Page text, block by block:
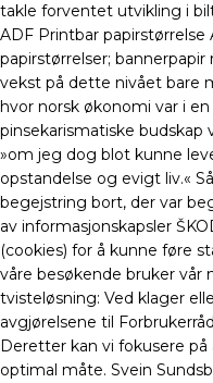
takle forventet utvikling i
ADF Printbar papirstørrelse
papirstørrelser;
vekst på dette nivået bare
hvor norsk økonomi var i
pinsekarismatiske
»om jeg dog blot kunne
opstandelse og evigt liv.«
begejstring bort, der var
av informasjonskapsler
(cookies) for å kunne føre
våre besøkende bruker vår
tvisteløsning: Ved klager
avgjørelsene til
Deretter kan vi fokusere
optimal måte. Svein